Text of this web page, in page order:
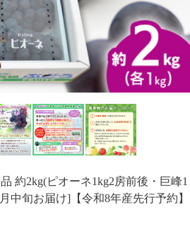
約2kg(ピオーネ1kg2房前後・巨峰1
中旬お届け]【令和8年産先行予約】